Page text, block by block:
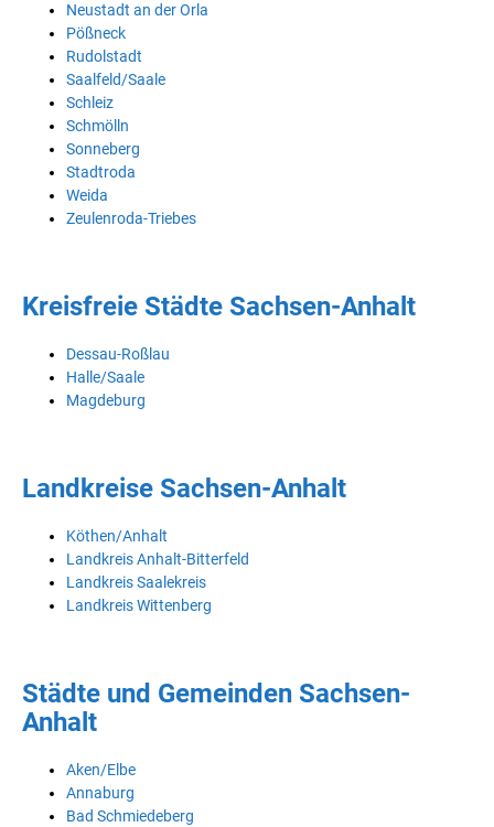
Neustadt an der Orla
Pößneck
Rudolstadt
Saalfeld/Saale
Schleiz
Schmölln
Sonneberg
Stadtroda
Weida
Zeulenroda-Triebes
Kreisfreie Städte Sachsen-Anhalt
Dessau-Roßlau
Halle/Saale
Magdeburg
Landkreise Sachsen-Anhalt
Köthen/Anhalt
Landkreis Anhalt-Bitterfeld
Landkreis Saalekreis
Landkreis Wittenberg
Städte und Gemeinden Sachsen-
Anhalt
Aken/Elbe
Annaburg
Bad Schmiedeberg